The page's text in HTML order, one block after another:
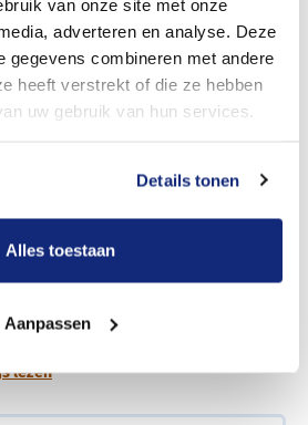
van onze site met onze
adverteren en analyse. Deze
gegevens combineren met andere
heeft verstrekt of die ze hebben
uw gebruik van hun services.
Details tonen
Alles toestaan
Aanpassen
lezen